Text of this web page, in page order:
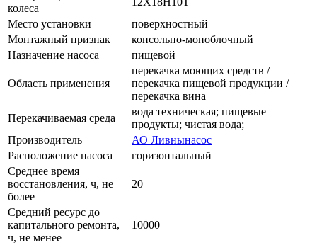
колеса
Место установки
поверхностный
Монтажный признак
консольно-моноблочный
Назначение насоса
пищевой
Область применения
перекачка моющих средств /
перекачка пищевой продукции /
перекачка вина
Перекачиваемая среда
вода техническая; пищевые
продукты; чистая вода;
Производитель
АО Ливнынасос
Расположение насоса
горизонтальный
Среднее время
восстановления, ч, не
более
20
Средний ресурс до
капитального ремонта,
ч, не менее
10000